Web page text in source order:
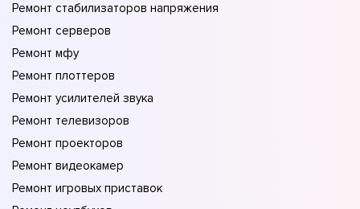
Ремонт стабилизаторов напряжения
Ремонт серверов
Ремонт мфу
Ремонт плоттеров
Ремонт усилителей звука
Ремонт телевизоров
Ремонт проекторов
Ремонт видеокамер
Ремонт игровых приставок